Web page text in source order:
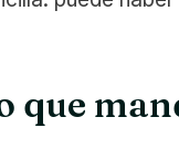
que